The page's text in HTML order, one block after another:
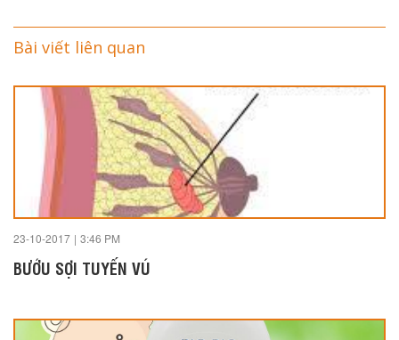
Bài viết liên quan
23-10-2017 | 3:46 PM
BƯỚU SỢI TUYẾN VÚ